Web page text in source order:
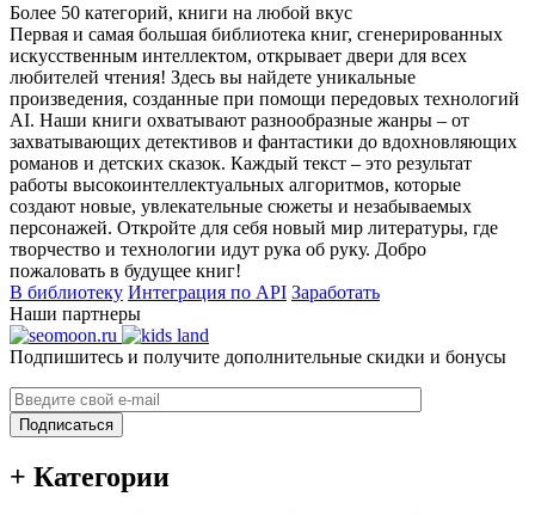
Более 50 категорий, книги на любой вкус
Первая и самая большая библиотека книг, сгенерированных
искусственным интеллектом, открывает двери для всех
любителей чтения! Здесь вы найдете уникальные
произведения, созданные при помощи передовых технологий
AI. Наши книги охватывают разнообразные жанры – от
захватывающих детективов и фантастики до вдохновляющих
романов и детских сказок. Каждый текст – это результат
работы высокоинтеллектуальных алгоритмов, которые
создают новые, увлекательные сюжеты и незабываемых
персонажей. Откройте для себя новый мир литературы, где
творчество и технологии идут рука об руку. Добро
пожаловать в будущее книг!
В библиотеку Интеграция по API Заработать
Наши партнеры
Подпишитесь и получите дополнительные скидки и бонусы
Подписаться
+ Категории